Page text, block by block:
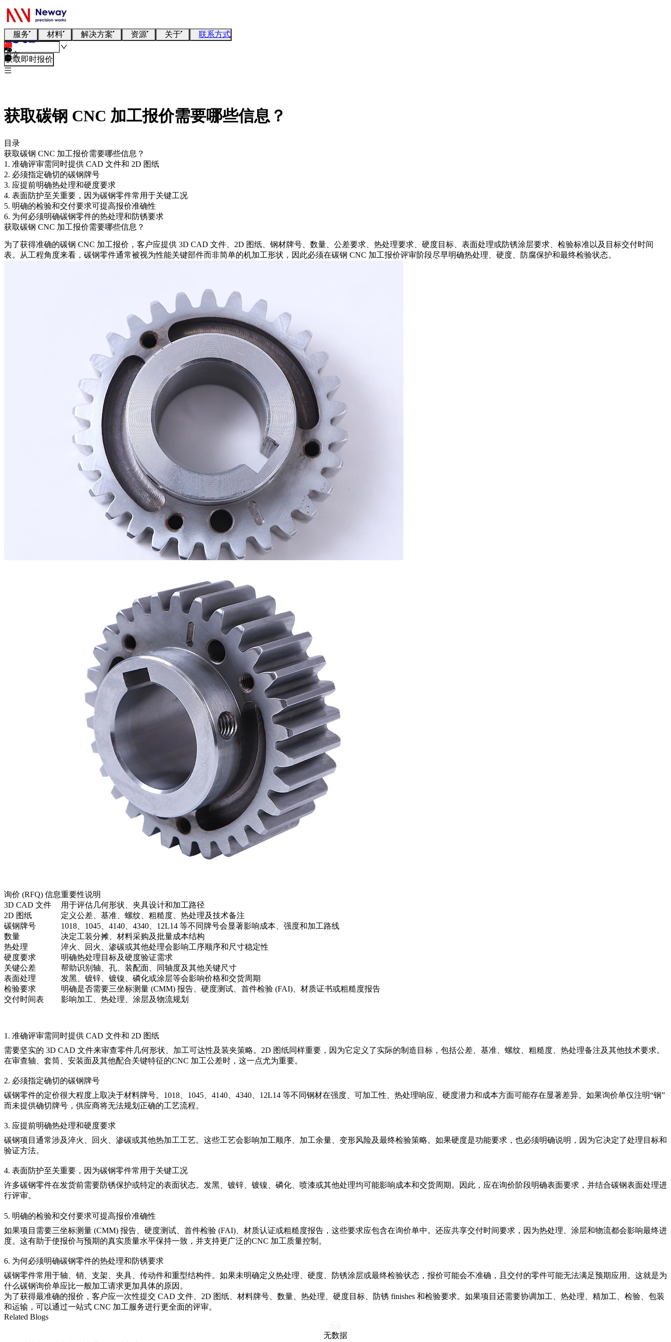
服务 材料 解决方案 资源 关于 联系方式
中文
获取即时报价
获取碳钢 CNC 加工报价需要哪些信息？
目录
获取碳钢 CNC 加工报价需要哪些信息？
1. 准确评审需同时提供 CAD 文件和 2D 图纸
2. 必须指定确切的碳钢牌号
3. 应提前明确热处理和硬度要求
4. 表面防护至关重要，因为碳钢零件常用于关键工况
5. 明确的检验和交付要求可提高报价准确性
6. 为何必须明确碳钢零件的热处理和防锈要求
获取碳钢 CNC 加工报价需要哪些信息？
为了获得准确的碳钢 CNC 加工报价 ，客户应提供 3D CAD 文件、2D 图纸、钢材牌号、数量、公差要求、热处理要求、硬度目标、表面处理或防锈涂层要求、检验标准以及目标交付时间
表。从工程角度来看，碳钢零件通常被视为性能关键部件而非简单的机加工形状，因此必须在碳钢 CNC 加工报价评审阶段尽早明确热处理、硬度、防腐保护和最终检验状态。
询价 (RFQ) 信息重要性说明
3D CAD 文件
用于评估几何形状、夹具设计和加工路径
2D 图纸
定义公差、基准、螺纹、粗糙度、热处理及技术备注
碳钢牌号
1018、1045、4140、4340、12L14 等不同牌号会显著影响成本、强度和加工路线
数量
决定工装分摊、材料采购及批量成本结构
热处理
淬火、回火、渗碳或其他处理会影响工序顺序和尺寸稳定性
硬度要求
明确热处理目标及硬度验证需求
关键公差
帮助识别轴、孔、装配面、同轴度及其他关键尺寸
表面处理
发黑、镀锌、镀镍、磷化或涂层等会影响价格和交货周期
检验要求
明确是否需要三坐标测量 (CMM) 报告、硬度测试、首件检验 (FAI)、材质证书或粗糙度报告
交付时间表
影响加工、热处理、涂层及物流规划
1. 准确评审需同时提供 CAD 文件和 2D 图纸
需要坚实的 3D CAD 文件来审查零件几何形状、加工可达性及装夹策略。2D 图纸同样重要，因为它定义了实际的制造目标，包括公差、基准、螺纹、粗糙度、热处理备注及其他技术要求。
在审查轴、套筒、安装面及其他配合关键特征的CNC 加工公差时，这一点尤为重要。
2. 必须指定确切的碳钢牌号
碳钢零件的定价很大程度上取决于材料牌号。1018、1045、4140、4340、12L14 等不同钢材在强度、可加工性、热处理响应、硬度潜力和成本方面可能存在显著差异。如果询价单仅注明“钢”
而未提供确切牌号，供应商将无法规划正确的工艺流程。
3. 应提前明确热处理和硬度要求
碳钢项目通常涉及淬火、回火、渗碳或其他热加工工艺。这些工艺会影响加工顺序、加工余量、变形风险及最终检验策略。如果硬度是功能要求，也必须明确说明，因为它决定了处理目标和
验证方法。
4. 表面防护至关重要，因为碳钢零件常用于关键工况
许多碳钢零件在发货前需要防锈保护或特定的表面状态。发黑、镀锌、镀镍、磷化、喷漆或其他处理均可能影响成本和交货周期。因此，应在询价阶段明确表面要求，并结合碳钢表面处理进
行评审。
5. 明确的检验和交付要求可提高报价准确性
如果项目需要三坐标测量 (CMM) 报告、硬度测试、首件检验 (FAI)、材质认证或粗糙度报告，这些要求应包含在询价单中。还应共享交付时间要求，因为热处理、涂层和物流都会影响最终进
度。这有助于使报价与预期的真实质量水平保持一致，并支持更广泛的CNC 加工质量控制 。
6. 为何必须明确碳钢零件的热处理和防锈要求
碳钢零件常用于轴、销、支架、夹具、传动件和重型结构件。如果未明确定义热处理、硬度、防锈涂层或最终检验状态，报价可能会不准确，且交付的零件可能无法满足预期应用。这就是为
什么碳钢询价单应比一般加工请求更加具体的原因。
为了获得最准确的报价，客户应一次性提交 CAD 文件、2D 图纸、材料牌号、数量、热处理、硬度目标、防锈 finishes 和检验要求。如果项目还需要协调加工、热处理、精加工、检验、包装
和运输，可以通过一站式 CNC 加工服务进行更全面的评审。
Related Blogs
无数据